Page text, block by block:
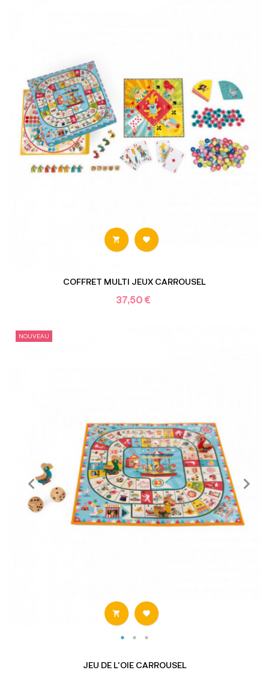
 
COFFRET MULTI JEUX CARROUSEL
37,50 €
NOUVEAU
 
JEU DE L'OIE CARROUSEL